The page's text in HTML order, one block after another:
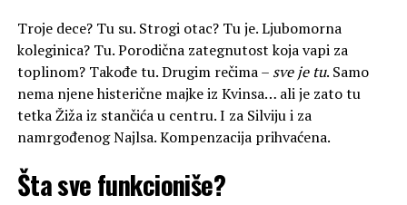
Troje dece? Tu su. Strogi otac? Tu je. Ljubomorna
koleginica? Tu. Porodična zategnutost koja vapi za
toplinom? Takođe tu. Drugim rečima – sve je tu. Samo
nema njene histerične majke iz Kvinsa… ali je zato tu
tetka Žiža iz stančića u centru. I za Silviju i za
namrgođenog Najlsa. Kompenzacija prihvaćena.
Šta sve funkcioniše?